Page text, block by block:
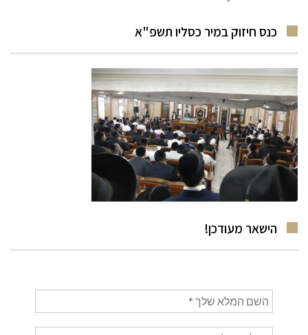
כנס חיזוק במיר כסליו תשפ"א
הישאר מעודכן!